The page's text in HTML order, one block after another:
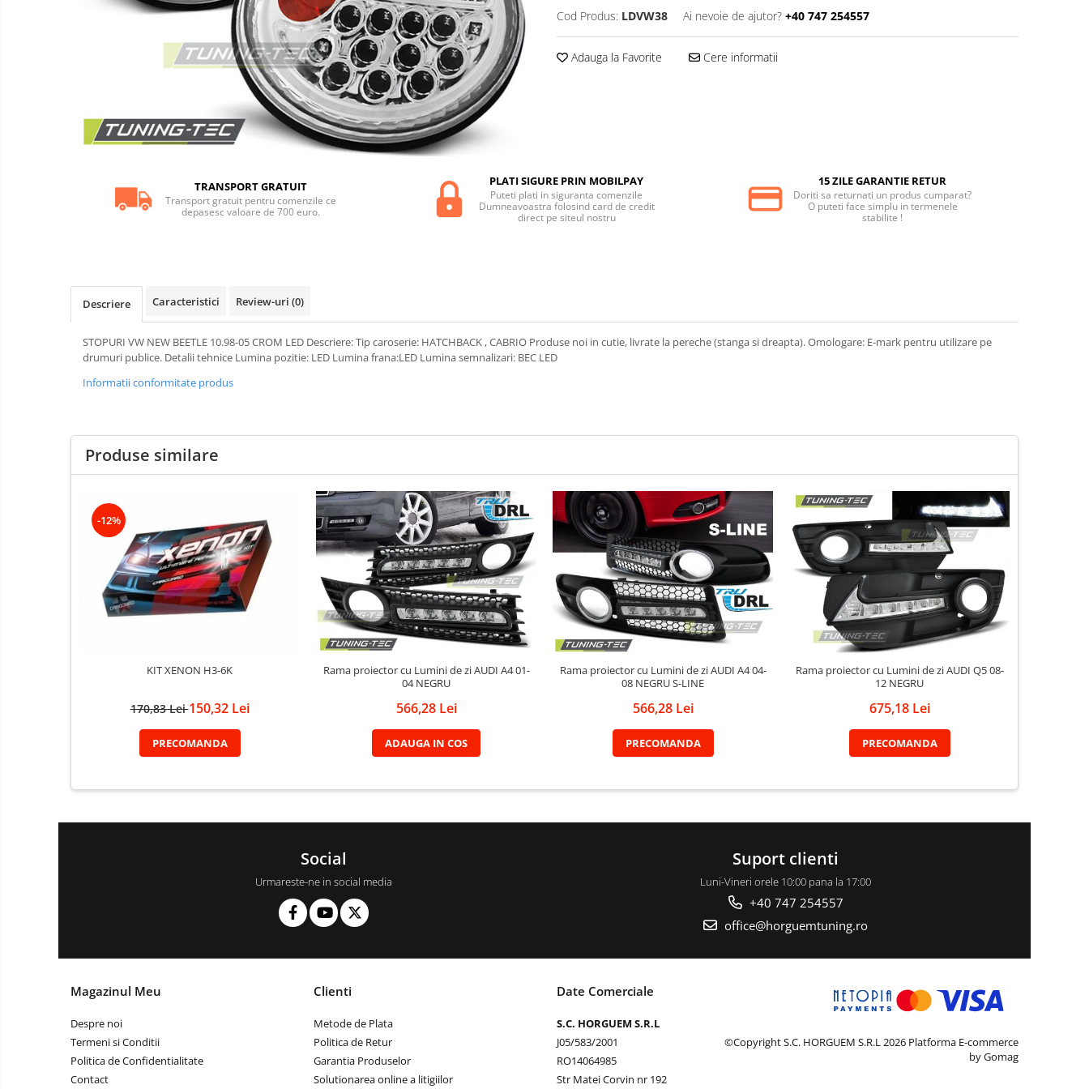
Eleroane auto
iluminari
Iluminari autoutilitare
Semnalizari aripa
Semnalizari fata
motor
Furtun intercooler turbo
Cod Produs: LDVW38 Ai nevoie de ajutor? +40 747 254557
Adauga la Favorite Cere informatii
TRANSPORT GRATUIT
Transport gratuit pentru comenzile ce
depasesc valoare de 700 euro.
PLATI SIGURE PRIN MOBILPAY
Puteti plati in siguranta comenzile
Dumneavoastra folosind card de credit
direct pe siteul nostru
15 ZILE GARANTIE RETUR
Doriti sa returnati un produs cumparat?
O puteti face simplu in termenele
stabilite !
Descriere Caracteristici Review-uri (0)
STOPURI VW NEW BEETLE 10.98-05 CROM LED Descriere: Tip caroserie: HATCHBACK , CABRIO Produse noi in cutie, livrate la pereche (stanga si dreapta). Omologare: E-mark pentru utilizare pe
drumuri publice. Detalii tehnice Lumina pozitie: LED Lumina frana:LED Lumina semnalizari: BEC LED
Informatii conformitate produs
Produse similare
-12%
KIT XENON H3-6K
170,83 Lei150,32 Lei
PRECOMANDA
Rama proiector cu Lumini de zi AUDI A4 01-
04 NEGRU
566,28 Lei
ADAUGA IN COS
Rama proiector cu Lumini de zi AUDI A4 04-
08 NEGRU S-LINE
566,28 Lei
PRECOMANDA
Rama proiector cu Lumini de zi AUDI Q5 08-
12 NEGRU
675,18 Lei
PRECOMANDA
Social
Urmareste-ne in social media
Suport clienti
Luni-Vineri orele 10:00 pana la 17:00
+40 747 254557
office@horguemtuning.ro
Magazinul Meu
Despre noi
Termeni si Conditii
Politica de Confidentialitate
Contact
Clienti
Metode de Plata
Politica de Retur
Garantia Produselor
Solutionarea online a litigiilor
Date Comerciale
S.C. HORGUEM S.R.L
J05/583/2001
RO14064985
Str Matei Corvin nr 192
©Copyright S.C. HORGUEM S.R.L 2026 Platforma E-commerce
by Gomag